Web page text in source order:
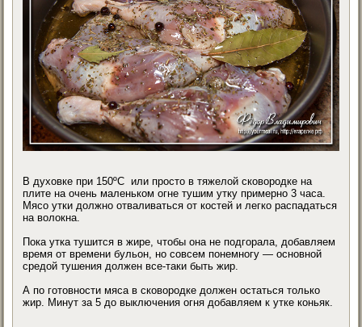
В духовке при 150ºC или просто в тяжелой сковородке на
плите на очень маленьком огне тушим утку примерно 3 часа.
Мясо утки должно отваливаться от костей и легко распадаться
на волокна.
Пока утка тушится в жире, чтобы она не подгорала, добавляем
время от времени бульон, но совсем понемногу — основной
средой тушения должен все-таки быть жир.
А по готовности мяса в сковородке должен остаться только
жир. Минут за 5 до выключения огня добавляем к утке коньяк.